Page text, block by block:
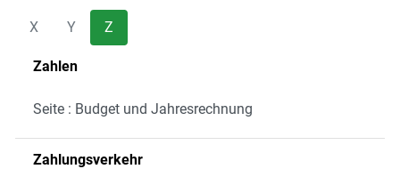
X Y Z
Zahlen
Seite : Budget und Jahresrechnung
Zahlungsverkehr